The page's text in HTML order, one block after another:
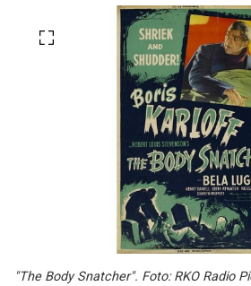
"The Body Snatcher". Foto: RKO Radio